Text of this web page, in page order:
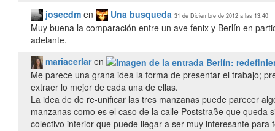
josecdm en Una busqueda 31 de Diciembre de 2012 a las 13:40
Muy buena la comparación entre un ave fenix y Berlín en
adelante.
mariacerlaren
Me parece una grana idea la forma de presentar el trabajo;
extraer lo mejor de cada una de ellas.
La idea de de re-unificar las tres manzanas puede parecer
manzanas como es el caso de la calle Poststraße que
colectivo interior que puede llegar a ser muy interesante